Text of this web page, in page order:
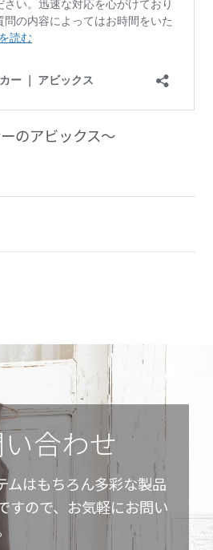
のアビックス～
合わせ
ムはもちろん多彩な製品
すので、お気軽にお問い